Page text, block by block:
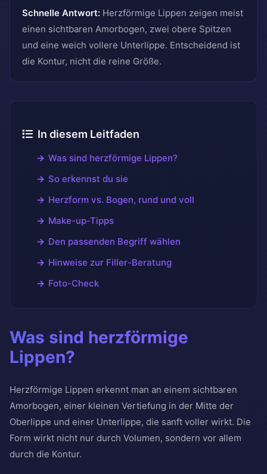
Schnelle Antwort: Herzförmige Lippen zeigen meist
einen sichtbaren Amorbogen, zwei obere Spitzen
und eine weich vollere Unterlippe. Entscheidend ist
die Kontur, nicht die reine Größe.
In diesem Leitfaden
Was sind herzförmige Lippen?
So erkennst du sie
Herzform vs. Bogen, rund und voll
Make-up-Tipps
Den passenden Begriff wählen
Hinweise zur Filler-Beratung
Foto-Check
Was sind herzförmige
Lippen?
Herzförmige Lippen erkennt man an einem sichtbaren
Amorbogen, einer kleinen Vertiefung in der Mitte der
Oberlippe und einer Unterlippe, die sanft voller wirkt. Die
Form wirkt nicht nur durch Volumen, sondern vor allem
durch die Kontur.